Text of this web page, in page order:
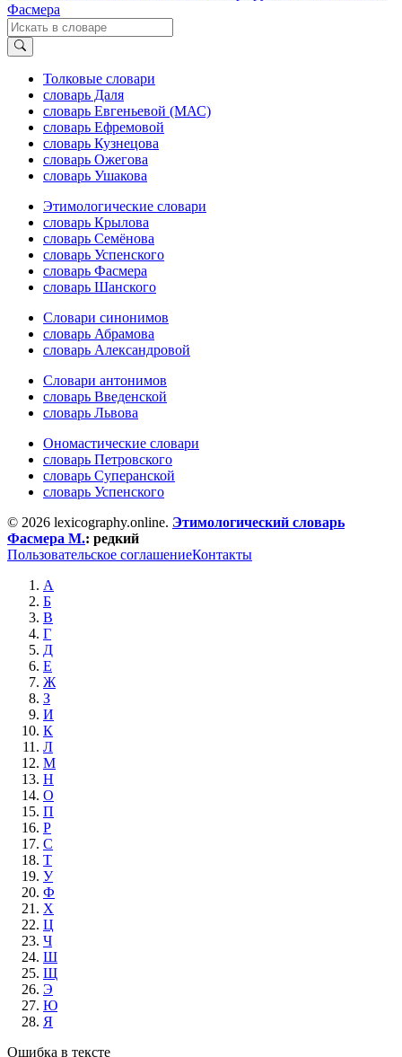
Фасмера
Толковые словари
словарь Даля
словарь Евгеньевой (МАС)
словарь Ефремовой
словарь Кузнецова
словарь Ожегова
словарь Ушакова
Этимологические словари
словарь Крылова
словарь Семёнова
словарь Успенского
словарь Фасмера
словарь Шанского
Словари синонимов
словарь Абрамова
словарь Александровой
Словари антонимов
словарь Введенской
словарь Львова
Ономастические словари
словарь Петровского
словарь Суперанской
словарь Успенского
© 2026 lexicography.online. Этимологический словарь
Фасмера М.: редкий
Пользовательское соглашениеКонтакты
А
Б
В
Г
Д
Е
Ж
З
И
К
Л
М
Н
О
П
Р
С
Т
У
Ф
Х
Ц
Ч
Ш
Щ
Э
Ю
Я
Ошибка в тексте